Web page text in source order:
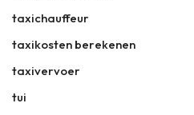
taxichauffeur
taxikosten berekenen
taxivervoer
tui